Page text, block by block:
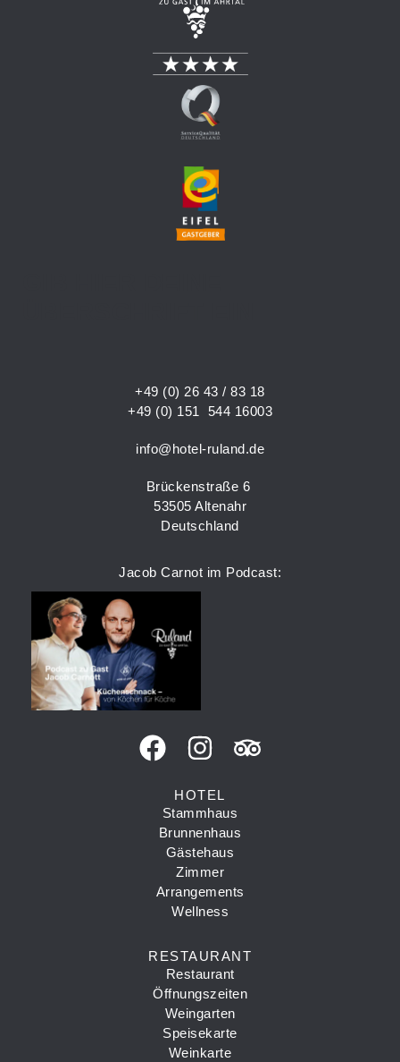
+49 (0) 26 43 / 83 18
+49 (0) 151 544 16003
info@hotel-ruland.de
Brückenstraße 6
53505 Altenahr
Deutschland
Jacob Carnot im Podcast:
HOTEL
Stammhaus
Brunnenhaus
Gästehaus
Zimmer
Arrangements
Wellness
RESTAURANT
Restaurant
Öffnungszeiten
Weingarten
Speisekarte
Weinkarte